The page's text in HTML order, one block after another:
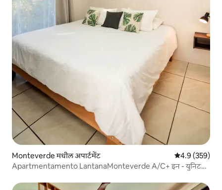
Monteverde मधील अपार्टमेंट 5 पैकी 4.9
4.9 (359)
Apartmentamento LantanaMonteverde A/C+ इन - युनिट